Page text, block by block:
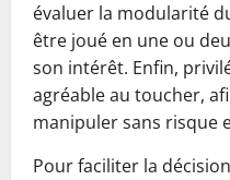
évaluer la modularité
être joué en une ou
son intérêt. Enfin,
agréable au toucher,
manipuler sans risque
Pour faciliter la